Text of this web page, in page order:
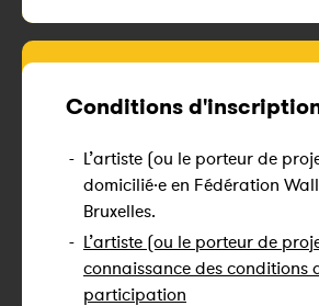
Conditions
- L’artiste (ou le porteur de
domicilié·e en Fédération
Bruxelles.
- L’artiste (ou le porteur de
connaissance des conditions
participation